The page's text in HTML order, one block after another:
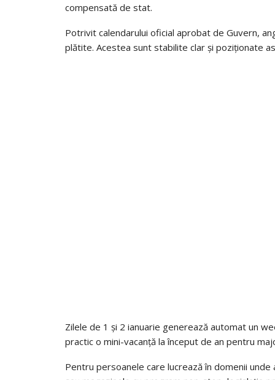
compensată de stat.
Potrivit calendarului oficial aprobat de Guvern,
plătite. Acestea sunt stabilite clar și poziționate
Zilele de 1 și 2 ianuarie generează automat un
practic o mini-vacanță la început de an pentru
Pentru persoanele care lucrează în domenii